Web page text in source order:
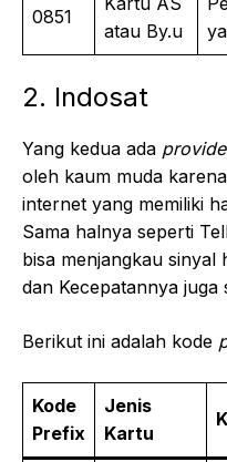
0851
atau By.u
2. Indosat
Yang kedua ada
oleh kaum muda
internet yang memiliki
Sama halnya seperti
bisa menjangkau sinyal
dan Kecepatannya juga
Berikut ini adalah kode
Kode
Prefix
Jenis
Kartu